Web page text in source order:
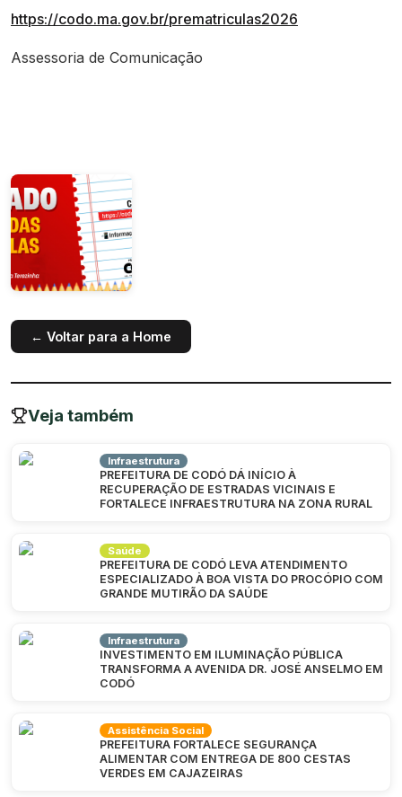
https://codo.ma.gov.br/prematriculas2026
Assessoria de Comunicação
← Voltar para a Home
Veja também
Infraestrutura
PREFEITURA DE CODÓ DÁ INÍCIO À
RECUPERAÇÃO DE ESTRADAS VICINAIS E
FORTALECE INFRAESTRUTURA NA ZONA RURAL
Saúde
PREFEITURA DE CODÓ LEVA ATENDIMENTO
ESPECIALIZADO À BOA VISTA DO PROCÓPIO COM
GRANDE MUTIRÃO DA SAÚDE
Infraestrutura
INVESTIMENTO EM ILUMINAÇÃO PÚBLICA
TRANSFORMA A AVENIDA DR. JOSÉ ANSELMO EM
CODÓ
Assistência Social
PREFEITURA FORTALECE SEGURANÇA
ALIMENTAR COM ENTREGA DE 800 CESTAS
VERDES EM CAJAZEIRAS